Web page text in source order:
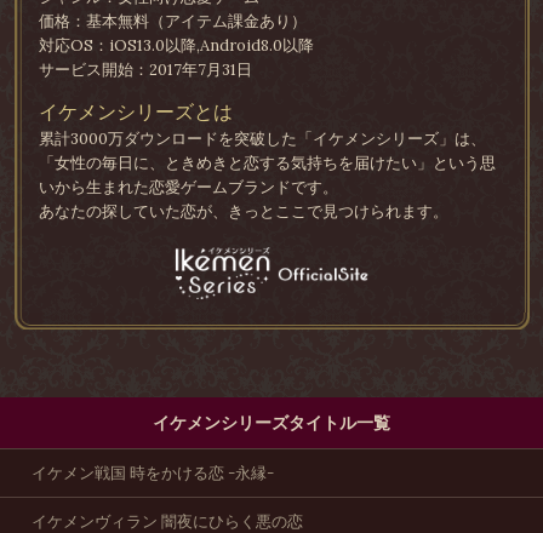
価格：基本無料（アイテム課金あり）
対応OS：iOS13.0以降,Android8.0以降
サービス開始：2017年7月31日
イケメンシリーズとは
累計3000万ダウンロードを突破した「イケメンシリーズ」は、
「女性の毎日に、ときめきと恋する気持ちを届けたい」という思
いから生まれた恋愛ゲームブランドです。
あなたの探していた恋が、きっとここで見つけられます。
イケメンシリーズタイトル一覧
イケメン戦国 時をかける恋 -永縁-
イケメンヴィラン 闇夜にひらく悪の恋